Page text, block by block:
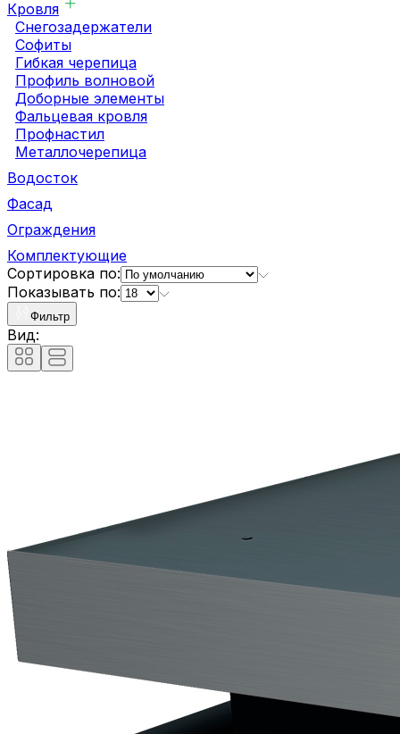
Кровля
Снегозадержатели
Софиты
Гибкая черепица
Профиль волновой
Доборные элементы
Фальцевая кровля
Профнастил
Металлочерепица
Водосток
Фасад
Ограждения
Комплектующие
Сортировка по:
Показывать по:
Фильтр
Вид: